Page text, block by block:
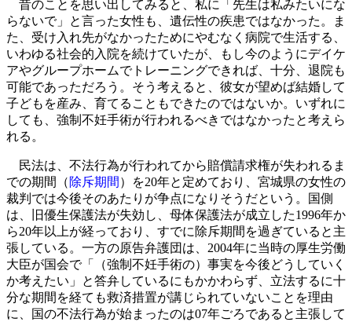
昔のことを思い出してみると、私に「先生は私みたいにな
らないで」と言った女性も、遺伝性の疾患ではなかった。ま
た、受け入れ先がなかったためにやむなく病院で生活する、
いわゆる社会的入院を続けていたが、もし今のようにデイケ
アやグループホームでトレーニングできれば、十分、退院も
可能であっただろう。そう考えると、彼女が望めば結婚して
子どもを産み、育てることもできたのではないか。いずれに
しても、強制不妊手術が行われるべきではなかったと考えら
れる。
民法は、不法行為が行われてから賠償請求権が失われるま
での期間（ 除斥期間 ）を20年と定めており、宮城県の女性の
裁判では今後そのあたりが争点になりそうだという。国側
は、旧優生保護法が失効し、母体保護法が成立した1996年か
ら20年以上が経っており、すでに除斥期間を過ぎていると主
張している。一方の原告弁護団は、2004年に当時の厚生労働
大臣が国会で「（強制不妊手術の）事実を今後どうしていく
か考えたい」と答弁しているにもかかわらず、立法するに十
分な期間を経ても救済措置が講じられていないことを理由
に、国の不法行為が始まったのは07年ごろであると主張して